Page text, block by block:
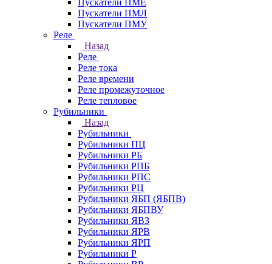
Пускатели ПМЕ
Пускатели ПМЛ
Пускатели ПМУ
Реле
Назад
Реле
Реле тока
Реле времени
Реле промежуточное
Реле тепловое
Рубильники
Назад
Рубильники
Рубильники ПЦ
Рубильники РБ
Рубильники РПБ
Рубильники РПС
Рубильники РЦ
Рубильники ЯБП (ЯБПВ)
Рубильники ЯБПВУ
Рубильники ЯВЗ
Рубильники ЯРВ
Рубильники ЯРП
Рубильники Р